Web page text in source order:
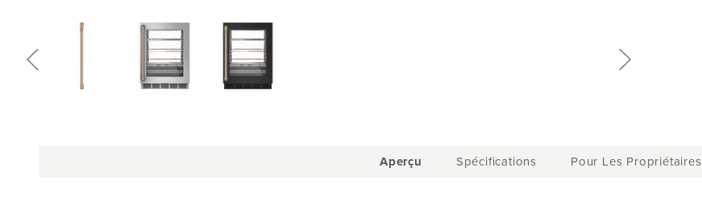
Current
Aperçu Spécifications Pour Les Propriétaires